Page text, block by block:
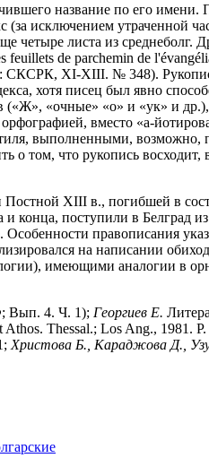
название по его имени.
исключением утраченной
четыре листа из среднеболг.
feuillets de parchemin de
СКСРК, XI-XIII. № 348).
хотя писец был явно
(«Ж», «очные» «о» и «ук» и
вместо «а-
выполненными, возможно,
о том, что рукопись восходит,
Постной XIII в., погибшей в
конца, поступили в Белград
правописания
на написании
имеющими аналогии в
Вып. 4. Ч. 1); Георгиев E.
Thessal.; Los Ang., 1981. P.
Христова Б., Караджова Д.,